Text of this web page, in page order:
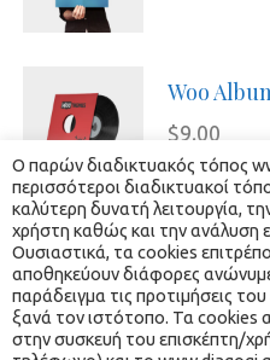
Woo
$9.00
Size
Ο παρών διαδικτυακός τόπος
περισσότεροι διαδικτυακοί
καλύτερη δυνατή λειτουργία,
χρήστη καθώς και την ανάλυση
Ουσιαστικά, τα cookies
αποθηκεύουν διάφορες
παράδειγμα τις προτιμήσεις
ξανά τον ιστότοπο. Τα cookies
στην συσκευή του επισκέπτη/